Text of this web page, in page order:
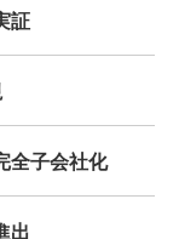
証
全子会社化
出